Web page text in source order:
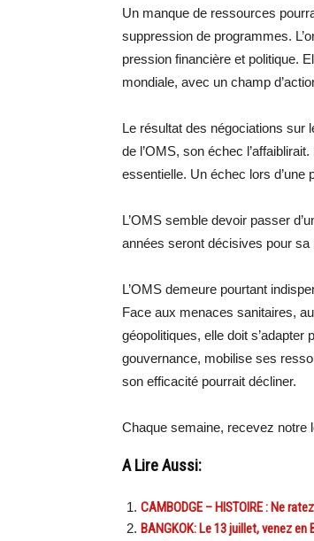
Un manque de ressources
suppression de programmes.
pression financière et politique.
mondiale, avec un champ
Le résultat des négociations sur
de l’OMS, son échec
essentielle. Un échec lors
L’OMS semble devoir passer
années seront décisives pour
L’OMS demeure pourtant
Face aux menaces sanitaires,
géopolitiques, elle doit
gouvernance, mobilise ses
son efficacité pourrait décliner.
Chaque semaine, recevez notre
A Lire Aussi:
CAMBODGE – HISTOIRE : Ne
BANGKOK: Le 13 juillet, venez